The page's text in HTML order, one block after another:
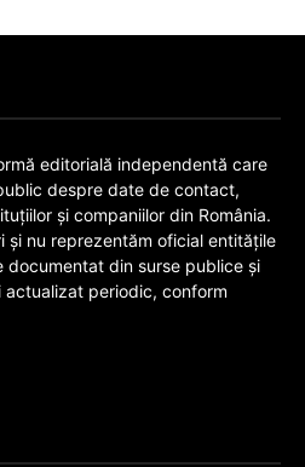
editorială independentă care
despre date de contact,
și companiilor din România.
și nu reprezentăm oficial entitățile
documentat din surse publice și
periodic, conform